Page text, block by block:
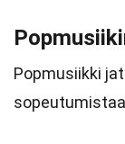
Popmusiikki